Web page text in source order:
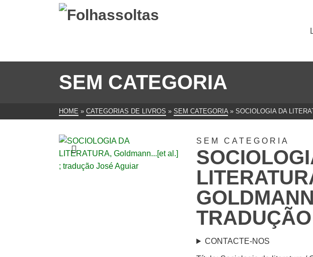
SEM CATEGORIA
HOME » CATEGORIAS DE LIVROS » SEM CATEGORIA » SOCIOLOGIA DA
SEM CATEGORIA
CONTACTE-NOS